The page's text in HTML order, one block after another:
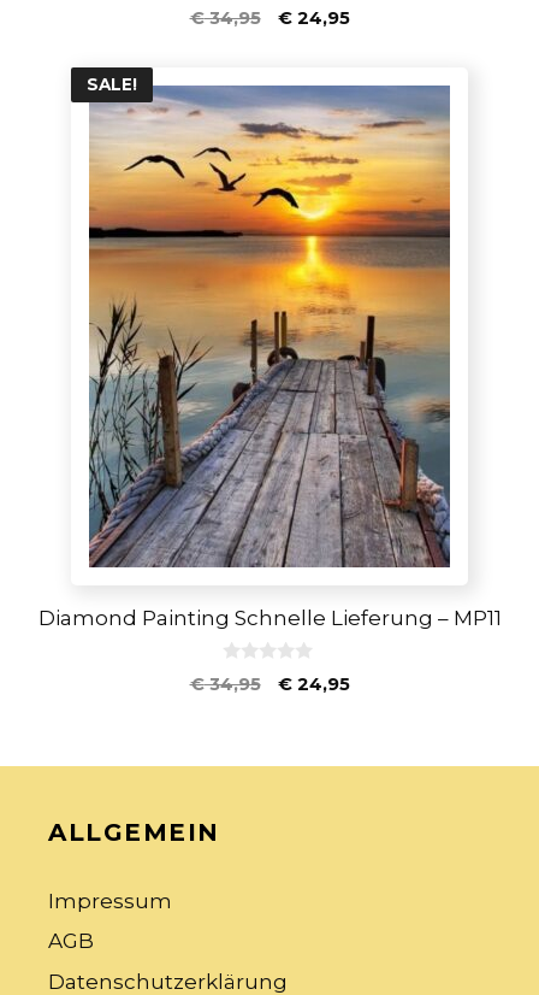
0
v
€34,95 €24,95
SALE!
Diamond Painting Schnelle Lieferung – MP11
0
v
€34,95 €24,95
ALLGEMEIN
Impressum
AGB
Datenschutzerklärung